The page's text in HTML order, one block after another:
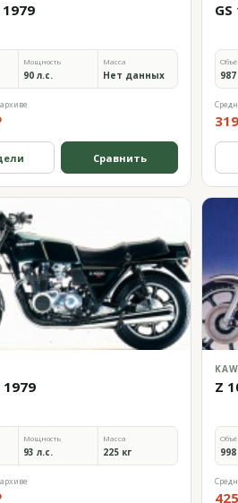
1979
Мощность
90 л.с.
Масса
Нет данных
Сравнить
1979
Мощность
93 л.с.
Масса
225 кг
Z